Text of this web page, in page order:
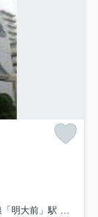
前」駅 徒歩8分